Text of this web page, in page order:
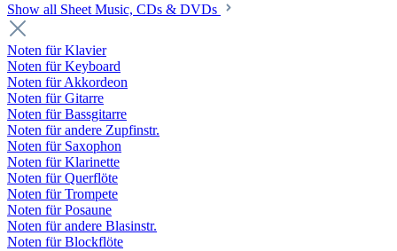
Show all Sheet Music, CDs & DVDs
Noten für Klavier
Noten für Keyboard
Noten für Akkordeon
Noten für Gitarre
Noten für Bassgitarre
Noten für andere Zupfinstr.
Noten für Saxophon
Noten für Klarinette
Noten für Querflöte
Noten für Trompete
Noten für Posaune
Noten für andere Blasinstr.
Noten für Blockflöte